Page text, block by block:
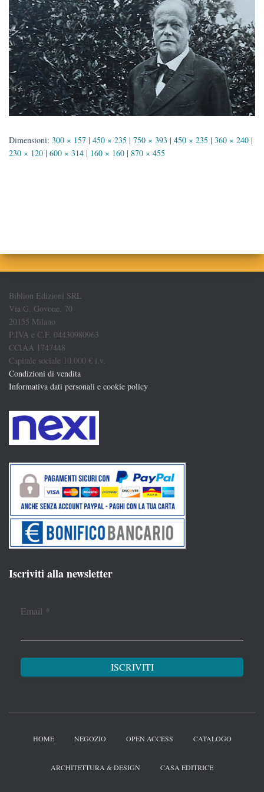
Dimensioni: 300 × 157 | 450 × 235 | 750 × 393 | 450 × 235 | 360 × 240 |
230 × 120 | 600 × 314 | 160 × 160 | 870 × 455
Biblion Edizioni SRL
Via G. Govone, 70
20155 Milano
P.IVA e C.F. 04430980963
CCIAA 1747448
Capitale sociale 10.000 € i.v.
Condizioni di vendita
Informativa dati personali e cookie policy
Iscriviti alla newsletter
Email *
HOME NEGOZIO OPEN ACCESS CATALOGO
ARCHITETTURA & DESIGN CASA EDITRICE